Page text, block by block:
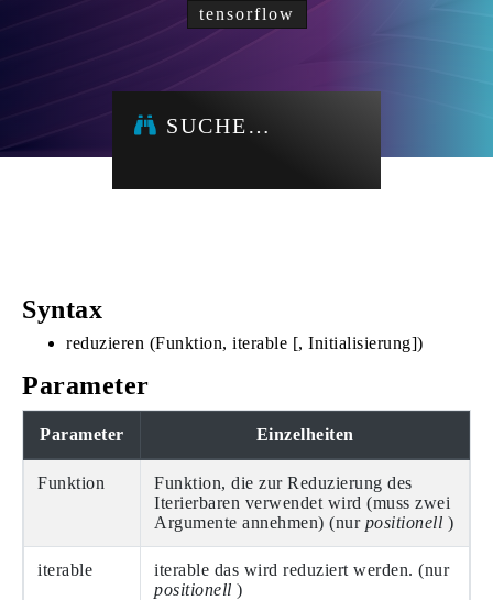
tensorflow
SUCHE…
Syntax
reduzieren (Funktion, iterable [, Initialisierung])
Parameter
Parameter Einzelheiten
Funktion
Funktion, die zur Reduzierung des
Iterierbaren verwendet wird (muss zwei
Argumente annehmen) (nur positionell )
iterable
iterable das wird reduziert werden. (nur
positionell )